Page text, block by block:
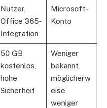
Nutzer,
Office 365-
Integration
Microsoft-
Konto
50 GB
kostenlos,
hohe
Sicherheit
Weniger
bekannt,
möglicherw
eise
weniger